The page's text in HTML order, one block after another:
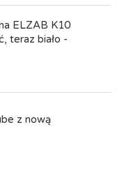
ELZAB K10
teraz biało -
z nową